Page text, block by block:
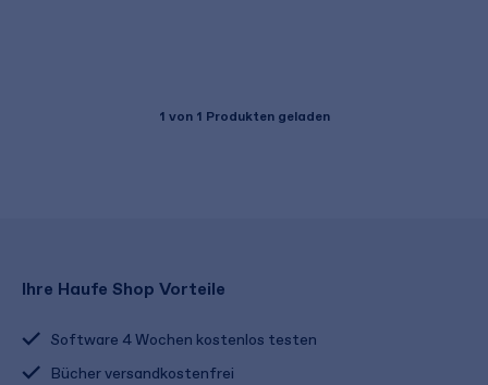
1 von 1 Produkten geladen
Ihre Haufe Shop Vorteile
Software 4 Wochen kostenlos testen
Bücher versandkostenfrei